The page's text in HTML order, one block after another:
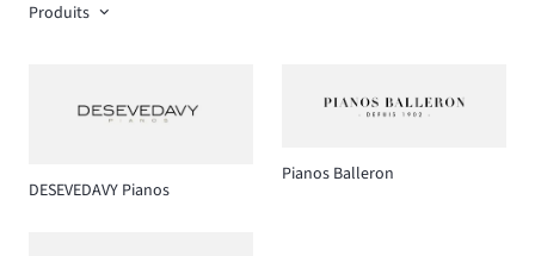
Produits
DESEVEDAVY Pianos
Pianos Balleron